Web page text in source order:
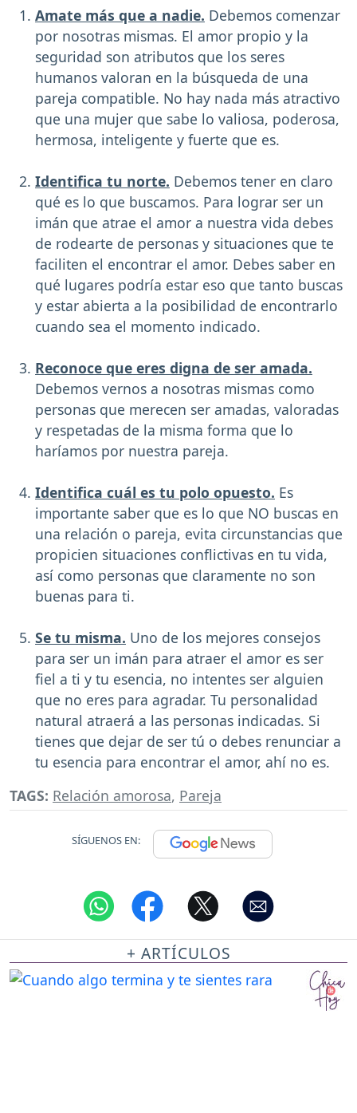
Amate más que a nadie. Debemos comenzar
por nosotras mismas. El amor propio y la
seguridad son atributos que los seres
humanos valoran en la búsqueda de una
pareja compatible. No hay nada más atractivo
que una mujer que sabe lo valiosa, poderosa,
hermosa, inteligente y fuerte que es.
Identifica tu norte. Debemos tener en claro
qué es lo que buscamos. Para lograr ser un
imán que atrae el amor a nuestra vida debes
de rodearte de personas y situaciones que te
faciliten el encontrar el amor. Debes saber en
qué lugares podría estar eso que tanto buscas
y estar abierta a la posibilidad de encontrarlo
cuando sea el momento indicado.
Reconoce que eres digna de ser amada.
Debemos vernos a nosotras mismas como
personas que merecen ser amadas, valoradas
y respetadas de la misma forma que lo
haríamos por nuestra pareja.
Identifica cuál es tu polo opuesto. Es
importante saber que es lo que NO buscas en
una relación o pareja, evita circunstancias que
propicien situaciones conflictivas en tu vida,
así como personas que claramente no son
buenas para ti.
Se tu misma. Uno de los mejores consejos
para ser un imán para atraer el amor es ser
fiel a ti y tu esencia, no intentes ser alguien
que no eres para agradar. Tu personalidad
natural atraerá a las personas indicadas. Si
tienes que dejar de ser tú o debes renunciar a
tu esencia para encontrar el amor, ahí no es.
TAGS: Relación amorosa, Pareja
SÍGUENOS EN:
+ ARTÍCULOS